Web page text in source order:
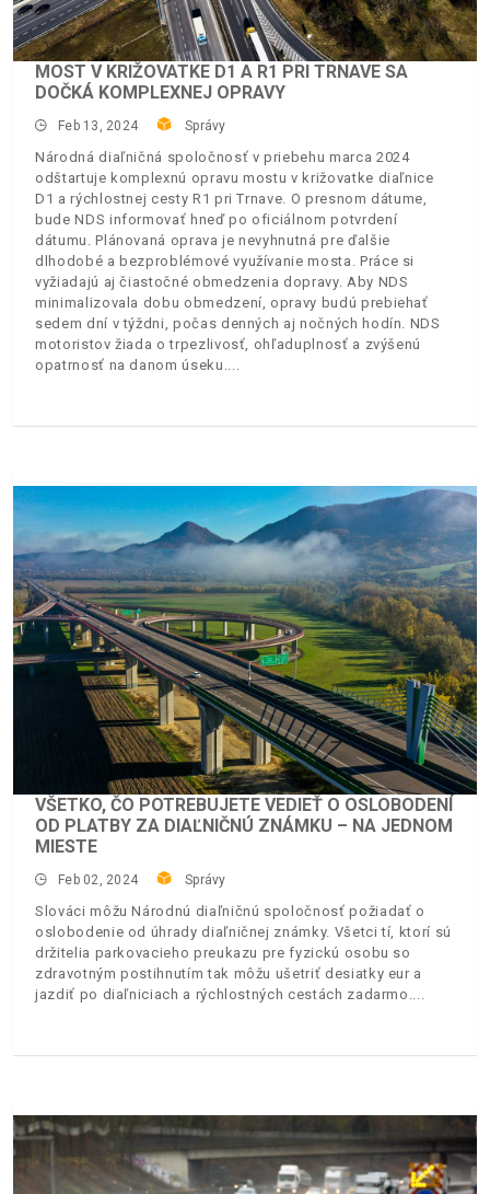
MOST V KRIŽOVATKE D1 A R1 PRI TRNAVE SA
DOČKÁ KOMPLEXNEJ OPRAVY
Feb 13, 2024 Správy
Národná diaľničná spoločnosť v priebehu marca 2024
odštartuje komplexnú opravu mostu v križovatke diaľnice
D1 a rýchlostnej cesty R1 pri Trnave. O presnom dátume,
bude NDS informovať hneď po oficiálnom potvrdení
dátumu. Plánovaná oprava je nevyhnutná pre ďalšie
dlhodobé a bezproblémové využívanie mosta. Práce si
vyžiadajú aj čiastočné obmedzenia dopravy. Aby NDS
minimalizovala dobu obmedzení, opravy budú prebiehať
sedem dní v týždni, počas denných aj nočných hodín. NDS
motoristov žiada o trpezlivosť, ohľaduplnosť a zvýšenú
opatrnosť na danom úseku.
VŠETKO, ČO POTREBUJETE VEDIEŤ O OSLOBODENÍ
OD PLATBY ZA DIAĽNIČNÚ ZNÁMKU – NA JEDNOM
MIESTE
Feb 02, 2024 Správy
Slováci môžu Národnú diaľničnú spoločnosť požiadať o
oslobodenie od úhrady diaľničnej známky. Všetci tí, ktorí sú
držitelia parkovacieho preukazu pre fyzickú osobu so
zdravotným postihnutím tak môžu ušetriť desiatky eur a
jazdiť po diaľniciach a rýchlostných cestách zadarmo.